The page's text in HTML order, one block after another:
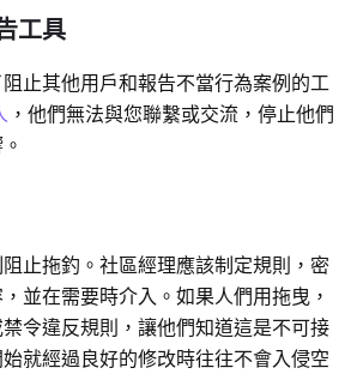
工具
止其他用戶和報告不當行為案例的工
，他們無法與您聯繫或交流，停止他們
止拖釣。社區經理應該制定規則，密
並在需要時介入。如果人們用拖曳，
令違反規則，讓他們知道這是不可接
就經過良好的修改時往往不會入侵空